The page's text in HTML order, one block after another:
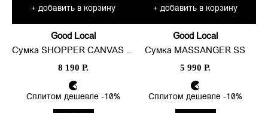
+ добавить в корзину
Good Local
Сумка SHOPPER CANVAS LINE LITE
8 190 Р.
Сплитом дешевле -10%
+ добавить в корзину
Good Local
Сумка MASSANGER SS
5 990 Р.
Сплитом дешевле -10%